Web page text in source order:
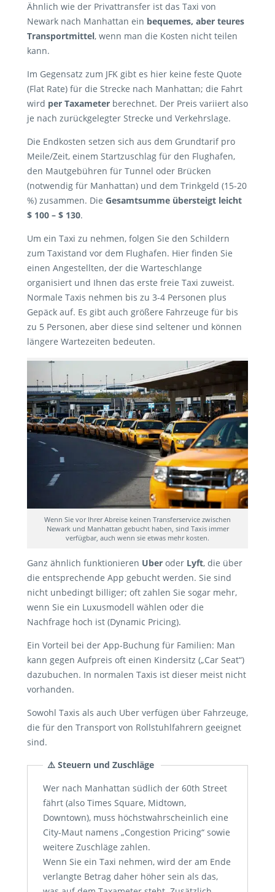
Ähnlich wie der Privattransfer ist das Taxi von
Newark nach Manhattan ein bequemes, aber teures
Transportmittel, wenn man die Kosten nicht teilen
kann.
Im Gegensatz zum JFK gibt es hier keine feste Quote
(Flat Rate) für die Strecke nach Manhattan; die Fahrt
wird per Taxameter berechnet. Der Preis variiert also
je nach zurückgelegter Strecke und Verkehrslage.
Die Endkosten setzen sich aus dem Grundtarif pro
Meile/Zeit, einem Startzuschlag für den Flughafen,
den Mautgebühren für Tunnel oder Brücken
(notwendig für Manhattan) und dem Trinkgeld (15-20
%) zusammen. Die Gesamtsumme übersteigt leicht
$ 100 – $ 130.
Um ein Taxi zu nehmen, folgen Sie den Schildern
zum Taxistand vor dem Flughafen. Hier finden Sie
einen Angestellten, der die Warteschlange
organisiert und Ihnen das erste freie Taxi zuweist.
Normale Taxis nehmen bis zu 3-4 Personen plus
Gepäck auf. Es gibt auch größere Fahrzeuge für bis
zu 5 Personen, aber diese sind seltener und können
längere Wartezeiten bedeuten.
Wenn Sie vor Ihrer Abreise keinen Transferservice zwischen
Newark und Manhattan gebucht haben, sind Taxis immer
verfügbar, auch wenn sie etwas mehr kosten.
Ganz ähnlich funktionieren Uber oder Lyft, die über
die entsprechende App gebucht werden. Sie sind
nicht unbedingt billiger; oft zahlen Sie sogar mehr,
wenn Sie ein Luxusmodell wählen oder die
Nachfrage hoch ist (Dynamic Pricing).
Ein Vorteil bei der App-Buchung für Familien: Man
kann gegen Aufpreis oft einen Kindersitz („Car Seat“)
dazubuchen. In normalen Taxis ist dieser meist nicht
vorhanden.
Sowohl Taxis als auch Uber verfügen über Fahrzeuge,
die für den Transport von Rollstuhlfahrern geeignet
sind.
⚠️ Steuern und Zuschläge
Wer nach Manhattan südlich der 60th Street
fährt (also Times Square, Midtown,
Downtown), muss höchstwahrscheinlich eine
City-Maut namens „Congestion Pricing“ sowie
weitere Zuschläge zahlen.
Wenn Sie ein Taxi nehmen, wird der am Ende
verlangte Betrag daher höher sein als das,